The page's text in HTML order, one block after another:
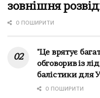
зовнішня
0 ПОШИРИТИ
"Це врятує
обговорив із
балістики для
0 ПОШИРИТИ